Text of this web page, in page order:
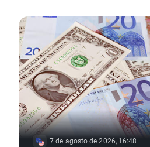
7 de agosto de 2026, 16:48